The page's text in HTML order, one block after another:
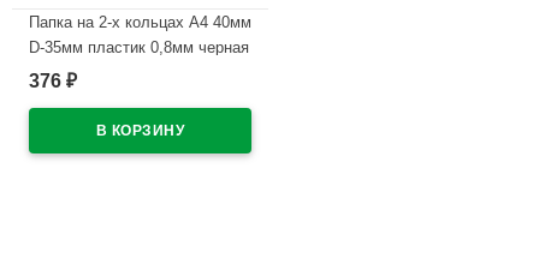
Папка на 2-х кольцах А4 40мм
D-35мм пластик 0,8мм черная
Бюрократ с карманом
376 ₽